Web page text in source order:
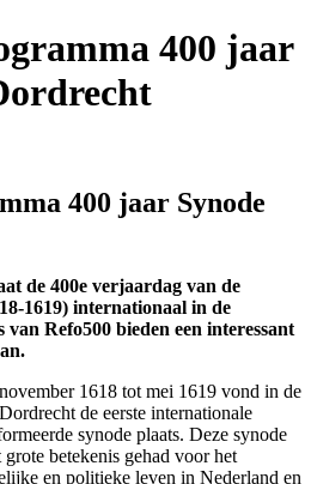
400 jaar
400 jaar Synode
de 400e verjaardag van de
1619) internationaal in de
Refo500 bieden een interessant
1618 tot mei 1619 vond in de
de eerste internationale
synode plaats. Deze synode
grote betekenis gehad voor het
en politieke leven in Nederland en